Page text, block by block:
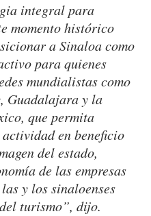
integral para
momento histórico
a Sinaloa como
para quienes
mundialistas como
Guadalajara y la
que permita
en beneficio
del estado,
de las empresas
y los sinaloenses
turismo”, dijo.